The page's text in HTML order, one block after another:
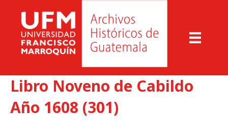
Libro Noveno de Cabildo
Año 1608 (301)